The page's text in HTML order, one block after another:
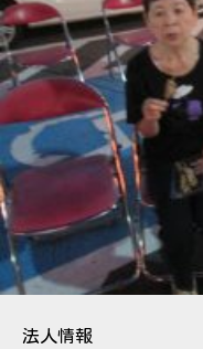
法人情報